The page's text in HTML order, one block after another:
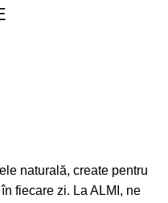
naturală, create pentru
fiecare zi. La ALMI, ne